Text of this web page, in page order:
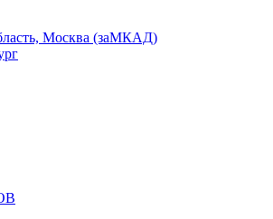
Москва (заМКАД)